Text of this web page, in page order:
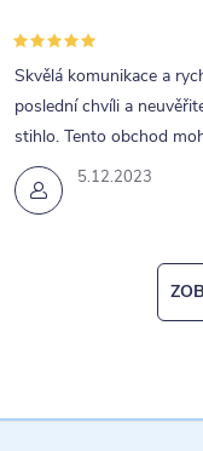
p
i
s
u
5.12.2023
Skvělá komunikace a
poslední chvíli a
stihlo. Tento obchod